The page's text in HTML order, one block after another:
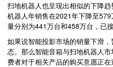
扫地机器人也呈现出相似的下降
机器人年销售在2021年下降至
量分别为441万台和458万台，已
如果说智能投影市场的销量下滑
态。那么智能音箱与扫地机器人
费者对于相关产品的购买意愿正